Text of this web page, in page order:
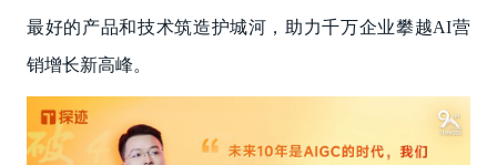
最好的产品和技术筑造护城河，助力千万企业攀越AI营
销增长新高峰。